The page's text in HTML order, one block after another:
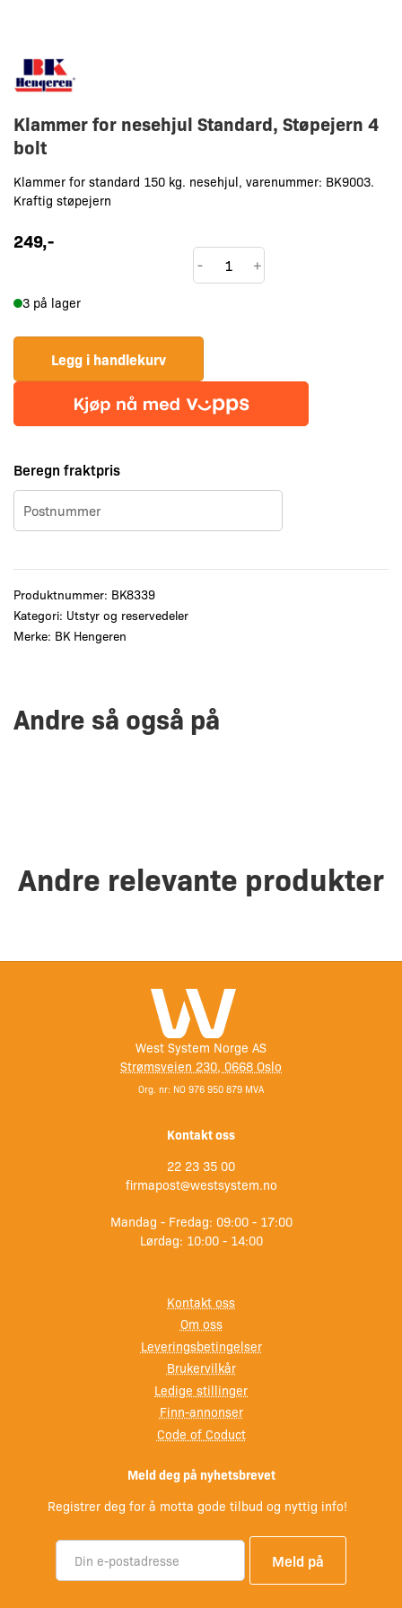
Klammer for nesehjul Standard, Støpejern 4
bolt
Klammer for standard 150 kg. nesehjul, varenummer: BK9003.
Kraftig støpejern
249,-
Klammer
for
4
bolt
antall
- +
3 på lager
Legg i handlekurv
Beregn fraktpris
Produktnummer: BK8339
Kategori: Utstyr og reservedeler
Merke: BK Hengeren
Andre så også på
Andre relevante produkter
West System Norge AS
Strømsveien 230, 0668 Oslo
Org. nr: NO 976 950 879 MVA
Kontakt oss
22 23 35 00
firmapost@westsystem.no
Mandag - Fredag: 09:00 - 17:00
Lørdag: 10:00 - 14:00
Kontakt oss
Om oss
Leveringsbetingelser
Brukervilkår
Ledige stillinger
Finn-annonser
Code of Coduct
Meld deg på nyhetsbrevet
Registrer deg for å motta gode tilbud og nyttig info!